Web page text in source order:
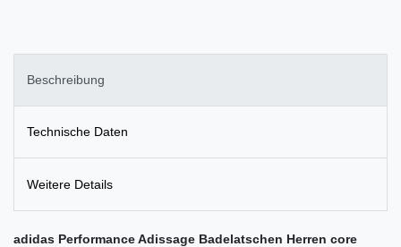
Beschreibung
Technische Daten
Weitere Details
adidas Performance Adissage Badelatschen Herren core